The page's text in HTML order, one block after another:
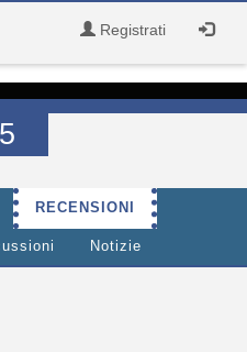
Registrati
RECENSIONI
Notizie